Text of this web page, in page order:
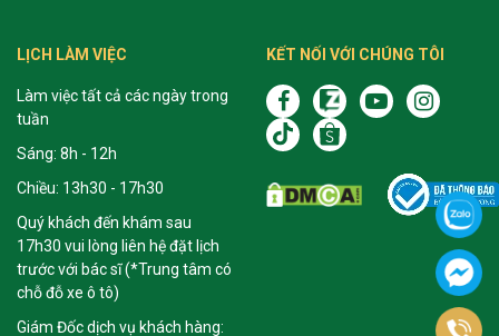
LỊCH LÀM VIỆC
Làm việc tất cả các ngày trong
tuần
Sáng: 8h - 12h
Chiều: 13h30 - 17h30
Quý khách đến khám sau
17h30 vui lòng liên hệ đặt lịch
trước với bác sĩ (*Trung tâm có
chỗ đỗ xe ô tô)
Giám Đốc dịch vụ khách hàng:
KẾT NỐI VỚI CHÚNG TÔI